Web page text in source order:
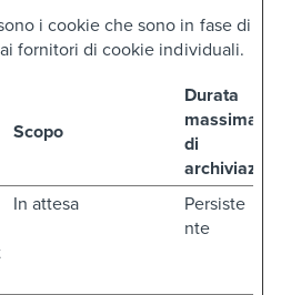
i cookie che sono in fase di
fornitori di cookie individuali.
Scopo
Durata
massima
di
In attesa
Persiste
nte